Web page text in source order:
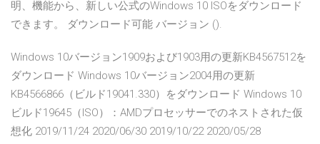
明、機能から、新しい公式のWindows 10 ISOをダウンロード
できます。 ダウンロード可能 バージョン ().
Windows 10バージョン1909および1903用の更新KB4567512を
ダウンロード Windows 10バージョン2004用の更新
KB4566866（ビルド19041.330）をダウンロード Windows 10
ビルド19645（ISO）：AMDプロセッサーでのネストされた仮
想化 2019/11/24 2020/06/30 2019/10/22 2020/05/28